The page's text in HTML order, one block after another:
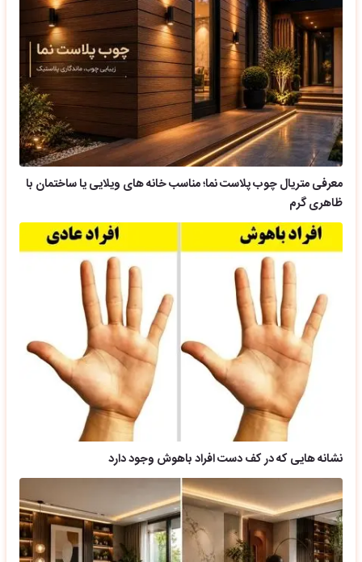
معرفی متریال چوب پلاست نما؛ مناسب خانه های ویلایی یا ساختمان با
ظاهری گرم
نشانه هایی که در کف دست افراد باهوش وجود دارد